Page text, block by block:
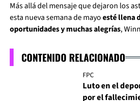
Más allá del mensaje que dejaron los
esta nueva semana de mayoesté llena
oportunidades y muchas alegrías,
CONTENIDO RELACIONADO
FPC
Luto en el
por el